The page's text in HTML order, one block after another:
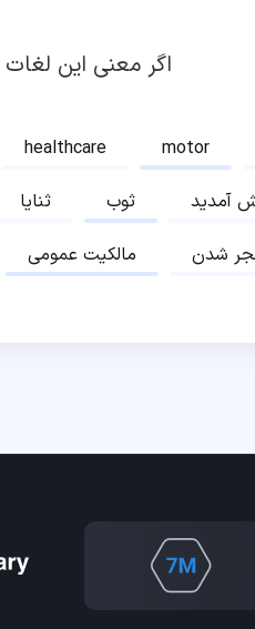
اگر معنی این
healthcare motor
ثنایا ثوب آمدید
مالکیت عمومی شدن